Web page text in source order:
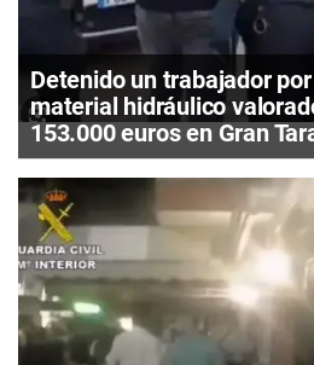
Detenido un trabajador
material hidráulico
153.000 euros en Gran